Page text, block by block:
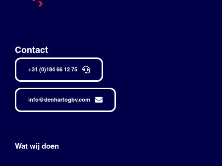
Contact
+31 (0)184 66 12 75
info@denhartogbv.com
Wat wij doen